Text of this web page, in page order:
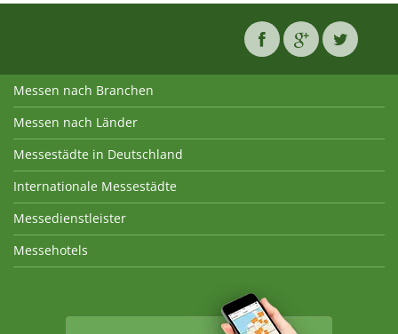
Messen nach Branchen
Messen nach Länder
Messestädte in Deutschland
Internationale Messestädte
Messedienstleister
Messehotels